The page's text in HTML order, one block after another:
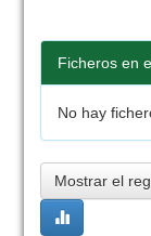
Ficheros en
No hay
Mostrar el